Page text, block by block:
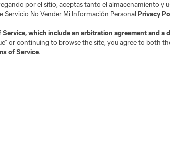
por el sitio, aceptas tanto el almacenamiento y
Servicio No Vender Mi Información Personal Privacy
Service, which include an arbitration agreement and a
or continuing to browse the site, you agree to both
of Service.